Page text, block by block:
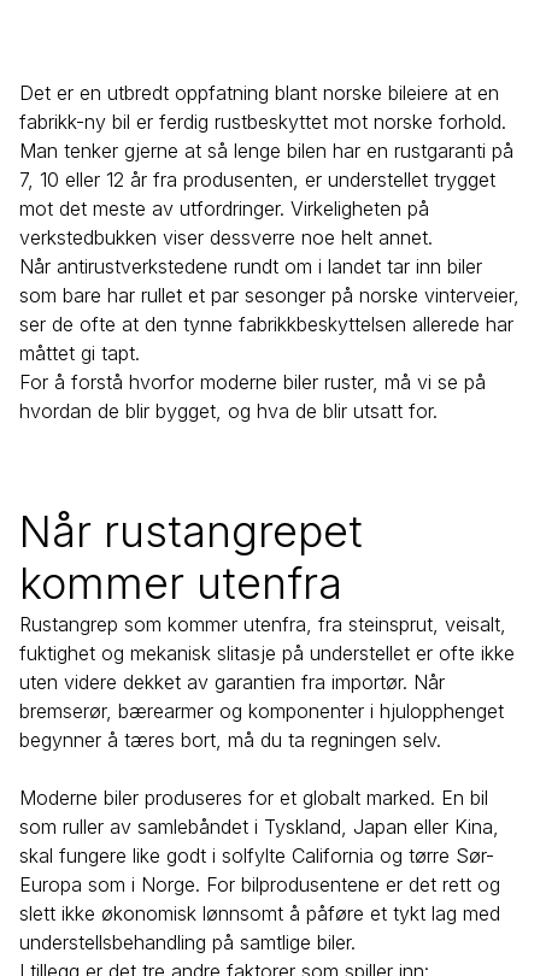
Det er en utbredt oppfatning blant norske bileiere at en
fabrikk-ny bil er ferdig rustbeskyttet mot norske forhold.
Man tenker gjerne at så lenge bilen har en rustgaranti på
7, 10 eller 12 år fra produsenten, er understellet trygget
mot det meste av utfordringer. Virkeligheten på
verkstedbukken viser dessverre noe helt annet.
Når antirustverkstedene rundt om i landet tar inn biler
som bare har rullet et par sesonger på norske vinterveier,
ser de ofte at den tynne fabrikkbeskyttelsen allerede har
måttet gi tapt.
For å forstå hvorfor moderne biler ruster, må vi se på
hvordan de blir bygget, og hva de blir utsatt for.
Når rustangrepet
kommer utenfra
Rustangrep som kommer utenfra, fra steinsprut, veisalt,
fuktighet og mekanisk slitasje på understellet er ofte ikke
uten videre dekket av garantien fra importør. Når
bremserør, bærearmer og komponenter i hjulopphenget
begynner å tæres bort, må du ta regningen selv.
Moderne biler produseres for et globalt marked. En bil
som ruller av samlebåndet i Tyskland, Japan eller Kina,
skal fungere like godt i solfylte California og tørre Sør-
Europa som i Norge. For bilprodusentene er det rett og
slett ikke økonomisk lønnsomt å påføre et tykt lag med
understellsbehandling på samtlige biler.
I tillegg er det tre andre faktorer som spiller inn: